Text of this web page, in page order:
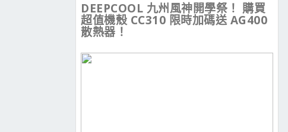
DEEPCOOL 九州風神開學祭！ 購買
超值機殼 CC310 限時加碼送 AG400
散熱器！